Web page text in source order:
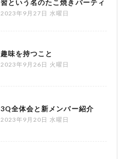
習という名のたこ焼きパーティ
2023年9月27日 水曜日
趣味を持つこと
2023年9月26日 火曜日
3Q全体会と新メンバー紹介
2023年9月20日 水曜日